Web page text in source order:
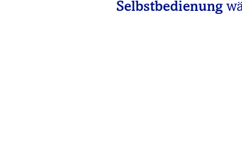
Selbstbedienung